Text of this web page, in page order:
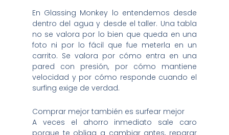
En Glassing Monkey lo entendemos desde
dentro del agua y desde el taller. Una tabla
no se valora por lo bien que queda en una
foto ni por lo fácil que fue meterla en un
carrito. Se valora por cómo entra en una
pared con presión, por cómo mantiene
velocidad y por cómo responde cuando el
surfing exige de verdad.
Comprar mejor también es surfear mejor
A veces el ahorro inmediato sale caro
porque te obliga a cambiar antes, reparar